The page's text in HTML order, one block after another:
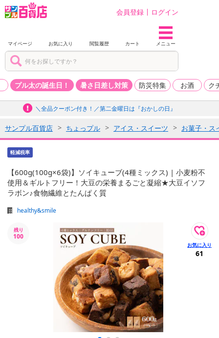
会員登録 ログイン
マイページ お気に入り 閲覧履歴 カート メニュー
プル太の誕生日！ 暑さ日差し対策 防災特集 お酒 ク
＼全品クーポン付き！／第二金曜日は『おかしの日』
サンプル百貨店 ちょっプル アイス・スイーツ お菓子・ス
軽減税率
【600g(100g×6袋)】ソイキューブ(4種ミックス) | 小麦粉不
使用＆ギルトフリー！大豆の栄養まるごと凝縮★大豆イソフ
ラボン♪食物繊維とたんぱく質
healthy&smile
残り
100
61